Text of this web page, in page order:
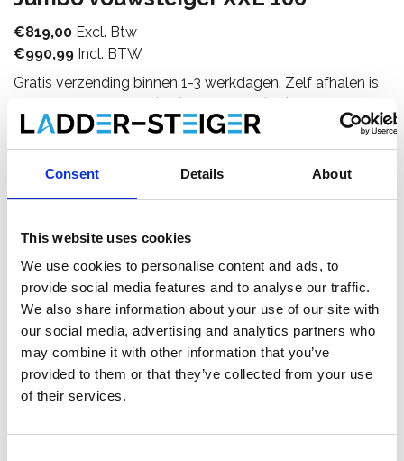
Consent Details About
This website uses cookies
We use cookies to personalise content and ads, to
provide social media features and to analyse our traffic.
We also share information about your use of our site with
our social media, advertising and analytics partners who
may combine it with other information that you’ve
provided to them or that they’ve collected from your use
of their services.
€819,00 Excl. Btw
€990,99 Incl. BTW
Gratis verzending binnen 1-3 werkdagen. Zelf afhalen is
mogelijk in Zevenaar (NL) of Maaseik (BE)
Opslaan in favorieten